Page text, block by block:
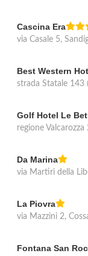
Cascina Era
via Casale 5,
Best Western
strada Statale 143
Golf Hotel Le
regione
Da Marina
via Martiri della
La Piovra
via Mazzini 2,
Fontana San